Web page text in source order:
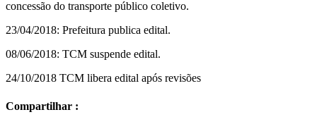
concessão do transporte público coletivo.
23/04/2018: Prefeitura publica edital.
08/06/2018: TCM suspende edital.
24/10/2018 TCM libera edital após revisões
Compartilhar :